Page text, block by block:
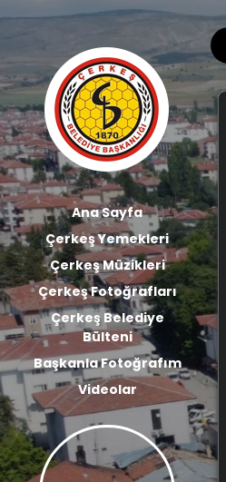
Ana Sayfa
Çerkeş Yemekleri
Çerkeş Müzikleri
Çerkeş Fotoğrafları
Çerkeş Belediye
Bülteni
Başkanla Fotoğrafım
Videolar